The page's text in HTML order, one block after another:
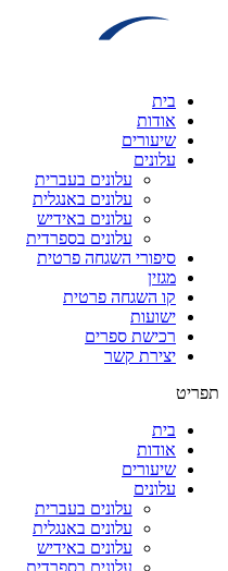
בית
אודות
שיעורים
עלונים
עלונים בעברית
עלונים באנגלית
עלונים באידיש
עלונים בספרדית
סיפורי השגחה פרטית
מגזין
קו השגחה פרטית
ישועות
רכישת ספרים
יצירת קשר
תפריט
בית
אודות
שיעורים
עלונים
עלונים בעברית
עלונים באנגלית
עלונים באידיש
עלונים בספרדית